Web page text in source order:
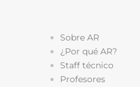
Sobre AR
¿Por qué AR?
Staff técnico
Profesores